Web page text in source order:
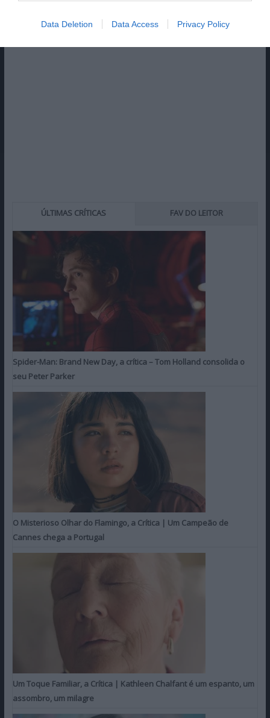
Data Deletion Data Access Privacy Policy
ÚLTIMAS CRÍTICAS FAV DO LEITOR
Spider-Man: Brand New Day, a crítica – Tom Holland consolida o
seu Peter Parker
O Misterioso Olhar do Flamingo, a Crítica | Um Campeão de
Cannes chega a Portugal
Um Toque Familiar, a Crítica | Kathleen Chalfant é um espanto, um
assombro, um milagre